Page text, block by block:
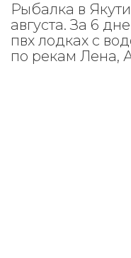
Рыбалка в
августа. За 6
пвх лодках с
по рекам Лена,